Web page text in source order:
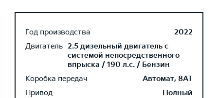
Год производства
2022
Двигатель 2.5 дизельный двигатель с
системой непосредственного
впрыска / 190 л.с. / Бензин
Коробка передач
Автомат, 8AT
Привод
Полный